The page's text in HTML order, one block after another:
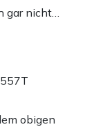
gar nicht…
557T
obigen